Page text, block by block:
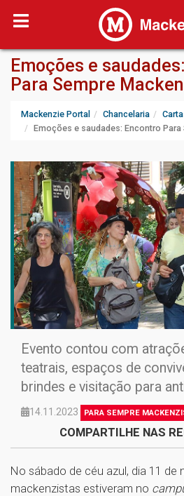
Emoções e
Para Sempre
Mackenzie Portal Chancelaria
Emoções e saudades: Encontro
Evento contou com
teatrais, espaços de
brindes e visitação para
14.11.2023 PARA SEMPRE
COMPARTILHE NAS
No sábado de céu azul, dia 11 de
mackenzistas estiveram no